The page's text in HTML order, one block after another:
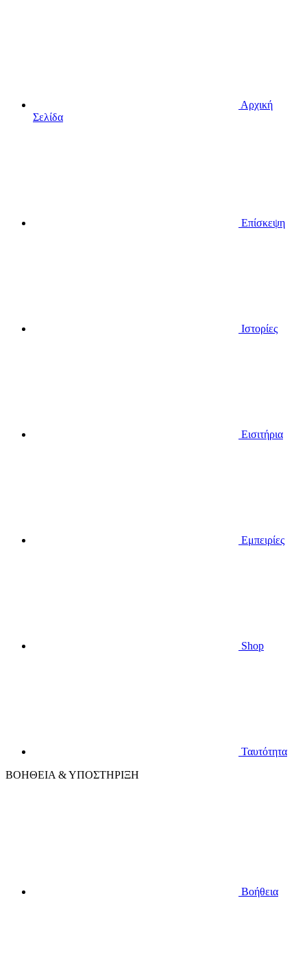
Αρχική
Σελίδα
Επίσκεψη
Ιστορίες
Εισιτήρια
Εμπειρίες
Shop
Ταυτότητα
ΒΟΗΘΕΙΑ & ΥΠΟΣΤΗΡΙΞΗ
Βοήθεια